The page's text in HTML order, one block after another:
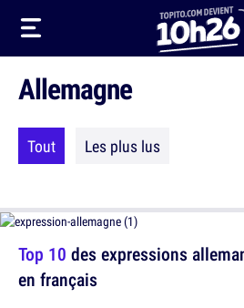
Allemagne
Tout Les plus lus
Top 10 des expressions
en français